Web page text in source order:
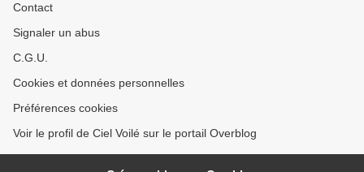
Contact
Signaler un abus
C.G.U.
Cookies et données personnelles
Préférences cookies
Voir le profil de Ciel Voilé sur le portail Overblog